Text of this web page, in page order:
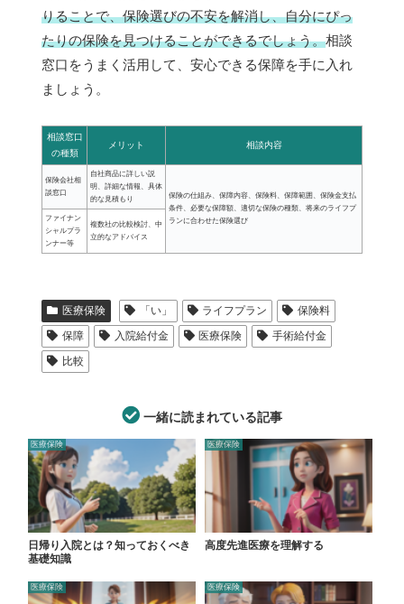
りることで、保険選びの不安を解消し、自分にぴっ
たりの保険を見つけることができるでしょう。相談
窓口をうまく活用して、安心できる保障を手に入れ
ましょう。
相談窓口
の種類
メリット 相談内容
保険会社相
談窓口
自社商品に詳しい説
明、詳細な情報、具体
的な見積もり
保険の仕組み、保障内容、保険料、保障範囲、保険金支払
条件、必要な保障額、適切な保険の種類、将来のライフプ
ランに合わせた保険選び
ファイナン
シャルプラ
ンナー等
複数社の比較検討、中
立的なアドバイス
医療保険 「い」 ライフプラン
保険料
保障
入院給付金 医療保険
手術給付金
比較
一緒に読まれている記事
医療保険
日帰り入院とは？知っておくべき
基礎知識
医療保険
高度先進医療を理解する
医療保険 医療保険